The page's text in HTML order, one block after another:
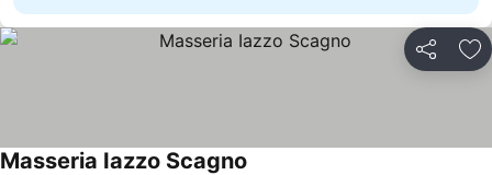
Partilhar
Masseria Iazzo Scagno